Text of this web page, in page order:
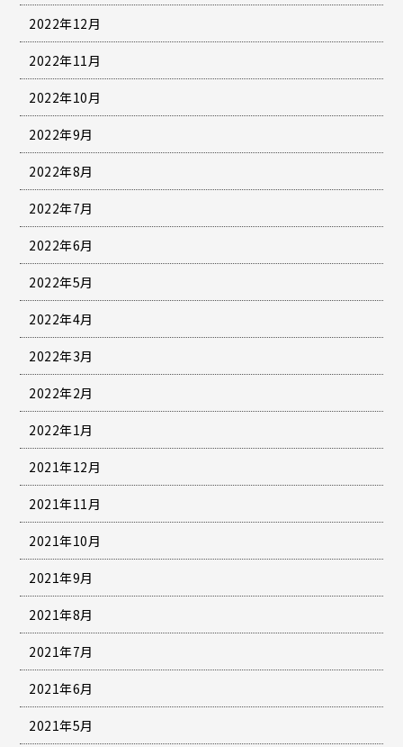
2022年12月
2022年11月
2022年10月
2022年9月
2022年8月
2022年7月
2022年6月
2022年5月
2022年4月
2022年3月
2022年2月
2022年1月
2021年12月
2021年11月
2021年10月
2021年9月
2021年8月
2021年7月
2021年6月
2021年5月